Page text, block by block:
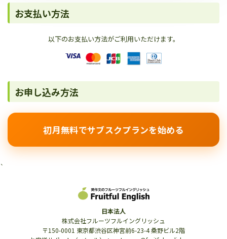
お支払い方法
以下のお支払い方法がご利用いただけます。
お申し込み方法
初月無料でサブスクプランを始める
`
日本法人
株式会社フルーツフルイングリッシュ
〒150-0001 東京都渋谷区神宮前6-23-4 桑野ビル2階